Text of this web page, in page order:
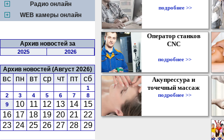
Радио онлайн
WEB камеры онлайн
Архив новостей за
2025 2026
Архив новостей (Август 2026)
вс пн вт ср чт пт сб
1
2
3 4 5 6 7
8
9
10 11 12 13 14
15
16 17 18 19 20 21
22
23 24 25 26 27 28 29
подробнее >>
Оператор станков
CNC
подробнее >>
Акупрессура и
точечный массаж
подробнее >>